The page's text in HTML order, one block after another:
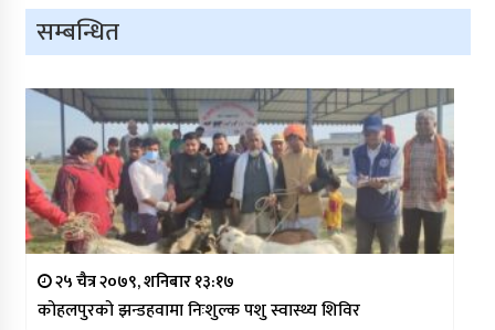
सम्बन्धित
२५ चैत्र २०७९, शनिबार १३:१७
कोहलपुरको झन्डहवामा निःशुल्क पशु स्वास्थ्य शिविर